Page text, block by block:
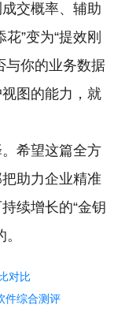
交概率、辅助
”变为“提效刚
与你的业务数据
图的能力，就
希望这篇全方
助力企业精准
续增长的“金钥
对比
件综合测评